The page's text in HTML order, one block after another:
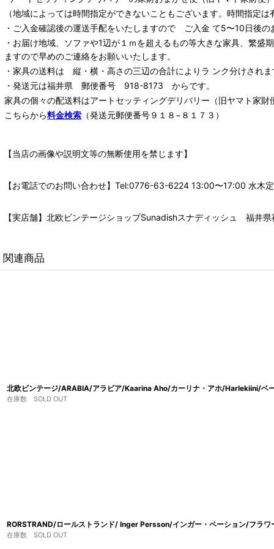
（地域によっては時間指定ができないこともございます。時間指定
・ご入金確認後の運送手配をいたしますので ご入金 て5〜10日後の
・お届け地域、ソファや1辺が１ｍを超えるもの等大きな家具、繁
ますので早めのご連絡をお願いいたします。
・家具の送料は 縦・横・高さの三辺の合計によりラ ンク分けされま
・発送元は福井県 郵便番号 918-8173 からです。
家具の個々の配送料はアートセッティングデリバリー （旧ヤマト家財
こちらから料金検索 （発送元郵便番号９１８−８１７３）
【当店の画像や説明文等の無断使用を禁じます】
【お電話でのお問い合わせ】Tel:0776-63-6224 13:00〜17:00 水木
【実店舗】北欧ビンテージショップSunadishスナディッシュ 福井
関連商品
北欧ビンテージ/ARABIA/アラビア/Kaarina Aho/カーリナ・アホ/Harlekiini/ベ
在庫数 SOLD OUT
RORSTRAND/ロールストランド/ Inger Persson/インガー・ペーション/フラワ
在庫数 SOLD OUT